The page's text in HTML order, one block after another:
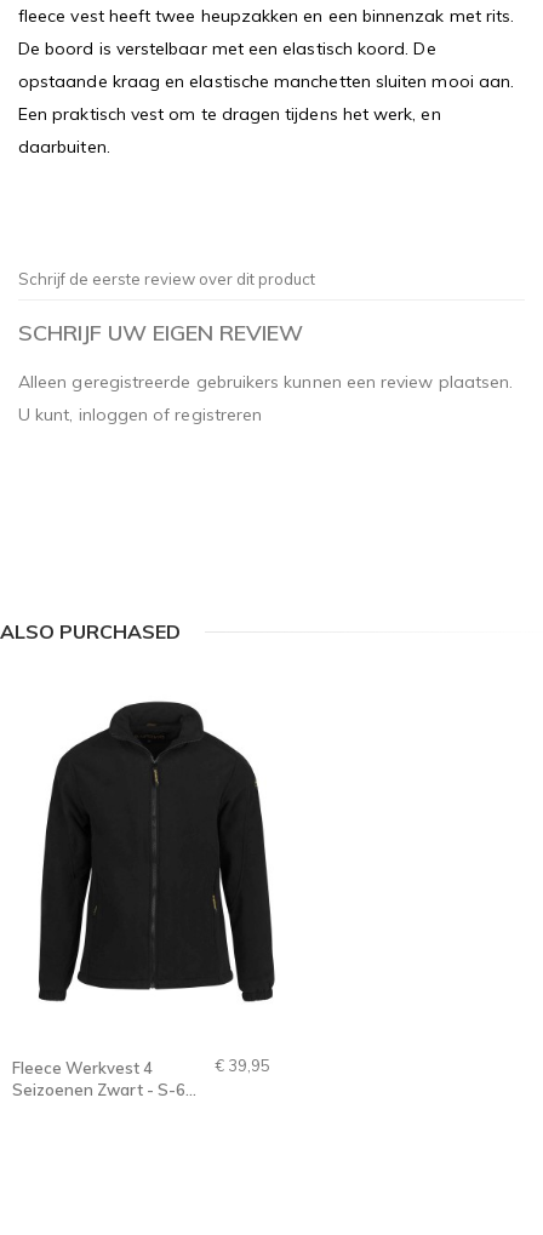
fleece vest heeft twee heupzakken en een binnenzak met rits.
De boord is verstelbaar met een elastisch koord. De
opstaande kraag en elastische manchetten sluiten mooi aan.
Een praktisch vest om te dragen tijdens het werk, en
daarbuiten.
Schrijf de eerste review over dit product
SCHRIJF UW EIGEN REVIEW
Alleen geregistreerde gebruikers kunnen een review plaatsen.
U kunt, inloggen ofregistreren
ALSO PURCHASED
Fleece Werkvest 4
Seizoenen Zwart - S-6XL
€ 39,95